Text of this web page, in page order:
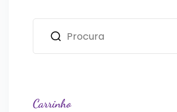
Carrinho